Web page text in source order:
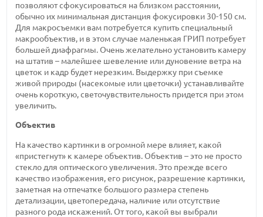
позволяют сфокусироваться на близком расстоянии,
обычно их минимальная дистанция фокусировки 30-150 см.
Для макросъемки вам потребуется купить специальный
макрообъектив, и в этом случае маленькая ГРИП потребует
большей диафрагмы. Очень желательно установить камеру
на штатив – малейшее шевеление или дуновение ветра на
цветок и кадр будет нерезким. Выдержку при съемке
живой природы (насекомые или цветочки) устанавливайте
очень короткую, светочувствительность придется при этом
увеличить.
Объектив
На качество картинки в огромной мере влияет, какой
«пристегнут» к камере объектив. Объектив – это не просто
стекло для оптического увеличения. Это прежде всего
качество изображения, его рисунок, разрешение картинки,
заметная на отпечатке большого размера степень
детализации, цветопередача, наличие или отсутствие
разного рода искажений. От того, какой вы выбрали